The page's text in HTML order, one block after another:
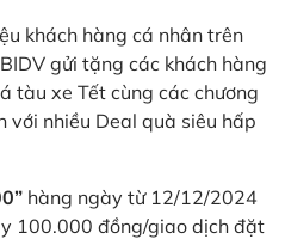
khách hàng cá nhân trên
gửi tặng các khách hàng
tàu xe Tết cùng các chương
nhiều Deal quà siêu hấp
hàng ngày từ 12/12/2024
100.000 đồng/giao dịch đặt